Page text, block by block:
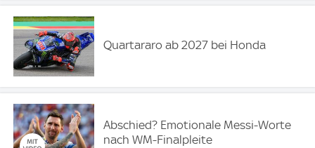
Quartararo ab 2027 bei Honda
Abschied? Emotionale Messi-Worte
nach WM-Finalpleite